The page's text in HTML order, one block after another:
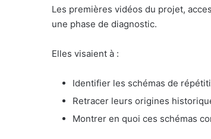
Les premières vidéos du projet,
une phase de diagnostic.
Elles visaient à :
Identifier les schémas de
Retracer leurs origines
Montrer en quoi ces schémas